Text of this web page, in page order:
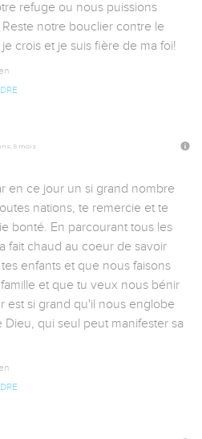
refuge ou nous puissions
notre bouclier contre le
crois et je suis fière de ma foi!
5 mois
en ce jour un si grand nombre
nations, te remercie et te
bonté. En parcourant tous les
fait chaud au coeur de savoir
enfants et que nous faisons
et que tu veux nous bénir
est si grand qu'il nous englobe
Dieu, qui seul peut manifester sa